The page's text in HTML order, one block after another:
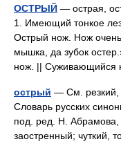
ОСТРЫЙ — острая,
1. Имеющий тонкое
Острый нож. Нож
мышка, да зубок
нож. ||
острый — См. резкий,
Словарь русских
под. ред. Н. Абрамова,
заостренный; чуткий,